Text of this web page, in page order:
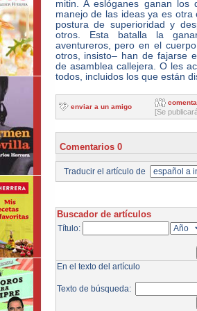
mitin. A eslóganes ganan
manejo de las ideas ya es
postura de superioridad y
otros. Esta batalla la
aventureros, pero en el
otros, insisto– han de fajarse
de asamblea callejera. O les
todos, incluidos los que están
enviar a un amigo
[Se
Comentarios 0
Traducir el artículo de
Buscador de artículos
Título:
En el texto del artículo
Texto de búsqueda: